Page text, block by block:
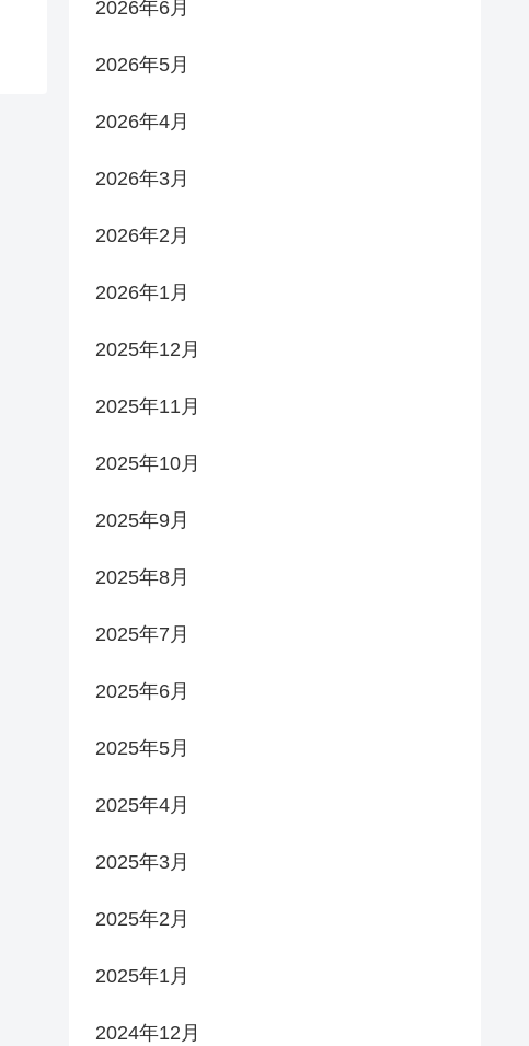
2026年6月
2026年5月
2026年4月
2026年3月
2026年2月
2026年1月
2025年12月
2025年11月
2025年10月
2025年9月
2025年8月
2025年7月
2025年6月
2025年5月
2025年4月
2025年3月
2025年2月
2025年1月
2024年12月